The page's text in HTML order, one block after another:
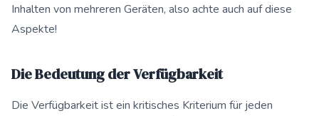
Inhalten von mehreren Geräten, also achte auch auf diese
Aspekte!
Die Bedeutung der Verfügbarkeit
Die Verfügbarkeit ist ein kritisches Kriterium für jeden